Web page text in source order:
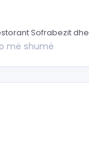
Sofrabezit dhe
më shumë